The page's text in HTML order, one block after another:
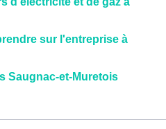
sur l'entreprise à
Saugnac-et-Muretois